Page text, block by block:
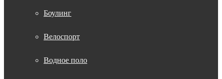
Боулинг
Велоспорт
Водное поло